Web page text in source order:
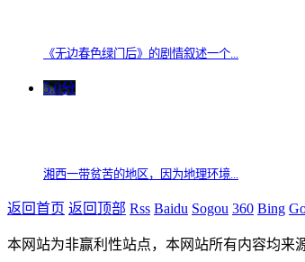
《无边春色绿门后》的剧情叙述一个...
5.0分
湘西一带贫苦的地区，因为地理环境...
返回首页 返回顶部 Rss Baidu Sogou 360 Bing
本网站为非赢利性站点，本网站所有内容均来